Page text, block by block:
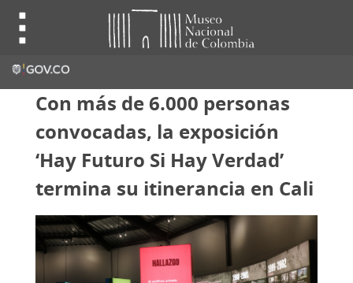
Con más de 6.000 personas
convocadas, la exposición
‘Hay Futuro Si Hay Verdad’
termina su itinerancia en Cali